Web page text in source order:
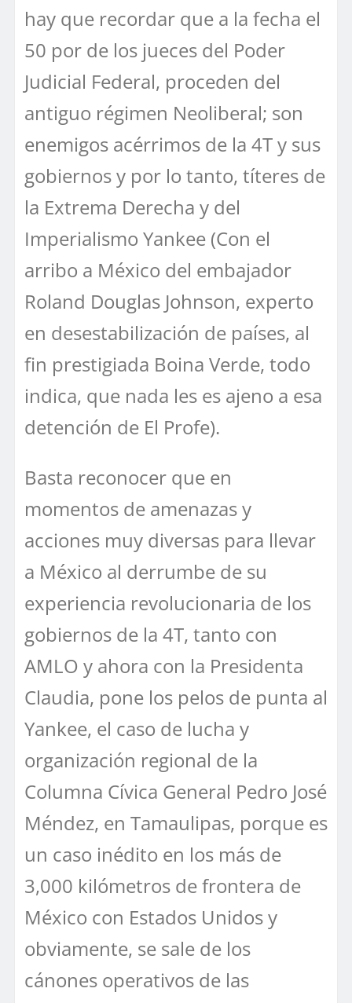
hay que recordar que a la fecha el
50 por de los jueces del Poder
Judicial Federal, proceden del
antiguo régimen Neoliberal; son
enemigos acérrimos de la 4T y sus
gobiernos y por lo tanto, títeres de
la Extrema Derecha y del
Imperialismo Yankee (Con el
arribo a México del embajador
Roland Douglas Johnson, experto
en desestabilización de países, al
fin prestigiada Boina Verde, todo
indica, que nada les es ajeno a esa
detención de El Profe).
Basta reconocer que en
momentos de amenazas y
acciones muy diversas para llevar
a México al derrumbe de su
experiencia revolucionaria de los
gobiernos de la 4T, tanto con
AMLO y ahora con la Presidenta
Claudia, pone los pelos de punta al
Yankee, el caso de lucha y
organización regional de la
Columna Cívica General Pedro José
Méndez, en Tamaulipas, porque es
un caso inédito en los más de
3,000 kilómetros de frontera de
México con Estados Unidos y
obviamente, se sale de los
cánones operativos de las